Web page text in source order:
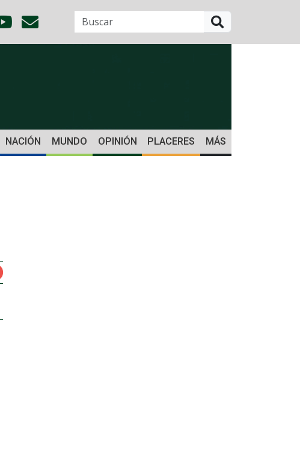
NACIÓN MUNDO OPINIÓN PLACERES MÁS